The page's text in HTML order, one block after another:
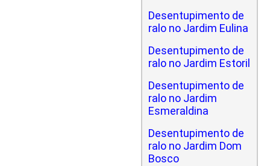
Desentupimento de
ralo no Jardim Eulina
Desentupimento de
ralo no Jardim Estoril
Desentupimento de
ralo no Jardim
Esmeraldina
Desentupimento de
ralo no Jardim Dom
Bosco